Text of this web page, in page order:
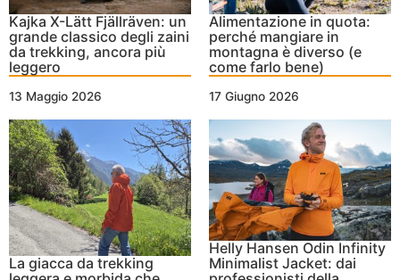
Kajka X-Lätt Fjällräven: un
grande classico degli zaini
da trekking, ancora più
leggero
13 Maggio 2026
Alimentazione in quota:
perché mangiare in
montagna è diverso (e
come farlo bene)
17 Giugno 2026
La giacca da trekking
Helly Hansen Odin Infinity
Minimalist Jacket: dai